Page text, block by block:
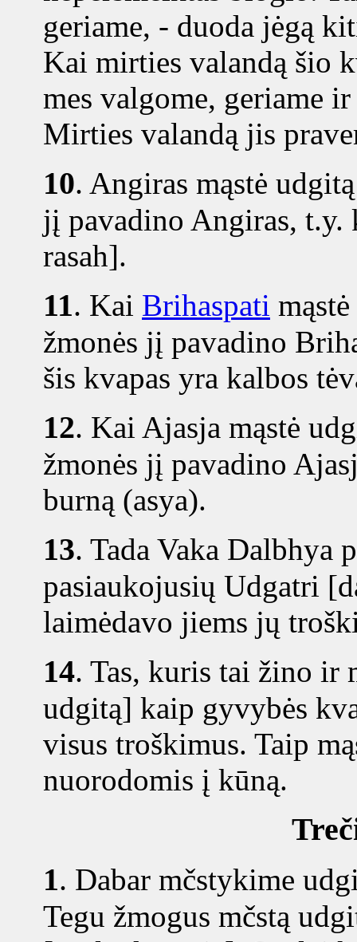
geriame, - duoda jėgą
Kai mirties valandą šio
mes valgome, geriame
Mirties valandą jis
10. Angiras mąstė
jį pavadino Angiras, t.y.
rasah].
11. Kai Brihaspati
žmonės jį pavadino
šis kvapas yra kalbos
12. Kai Ajasja mąstė
žmonės jį pavadino
burną (asya).
13. Tada Vaka Dalbhya
pasiaukojusių Udgatri
laimėdavo jiems jų
14. Tas, kuris tai žino ir
udgitą] kaip gyvybės
visus troškimus. Taip
nuorodomis į kūną.
1. Dabar mčstykime
Tegu žmogus mčstą